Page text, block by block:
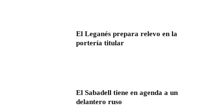
El Leganés prepara relevo en la
portería titular
El Sabadell tiene en agenda a un
delantero ruso